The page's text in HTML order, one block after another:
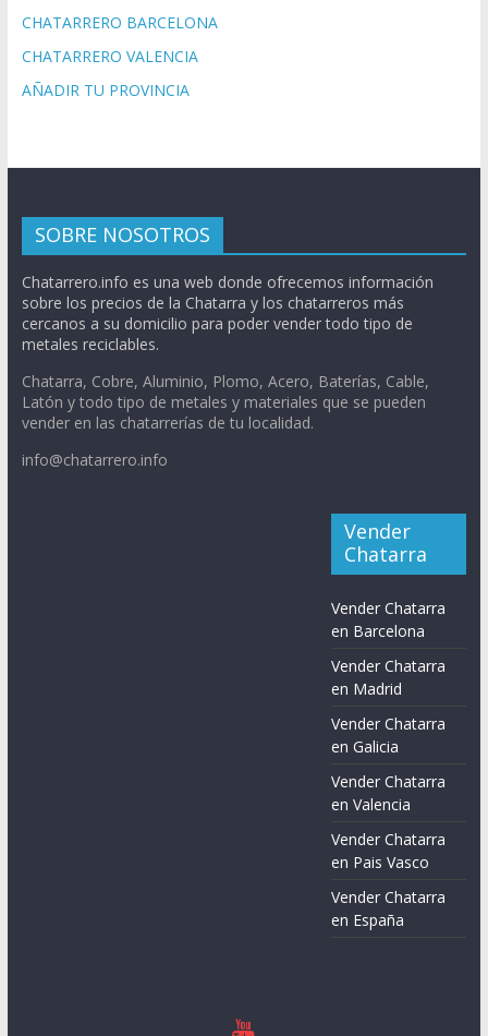
CHATARRERO BARCELONA
CHATARRERO VALENCIA
AÑADIR TU PROVINCIA
SOBRE NOSOTROS
Chatarrero.info es una web donde ofrecemos información
sobre los precios de la Chatarra y los chatarreros más
cercanos a su domicilio para poder vender todo tipo de
metales reciclables.
Chatarra, Cobre, Aluminio, Plomo, Acero, Baterías, Cable,
Latón y todo tipo de metales y materiales que se pueden
vender en las chatarrerías de tu localidad.
info@chatarrero.info
Vender
Chatarra
Vender Chatarra
en Barcelona
Vender Chatarra
en Madrid
Vender Chatarra
en Galicia
Vender Chatarra
en Valencia
Vender Chatarra
en Pais Vasco
Vender Chatarra
en España